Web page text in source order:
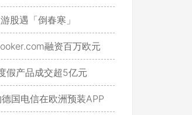
股遇「倒春寒」
融资百万欧元
假产品成交超5亿元
国电信在欧洲预装APP